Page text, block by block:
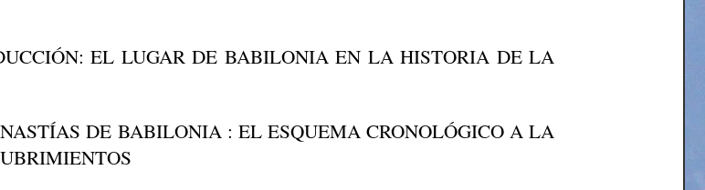
EL LUGAR DE BABILONIA EN LA HISTORIA DE LA
DE BABILONIA : EL ESQUEMA CRONOLÓGICO A LA